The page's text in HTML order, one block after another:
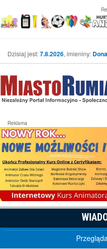
Dzisiaj jest:7.8.2026, imieniny:
Reklama